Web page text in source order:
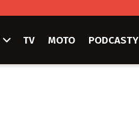
TV MOTO PODCASTY